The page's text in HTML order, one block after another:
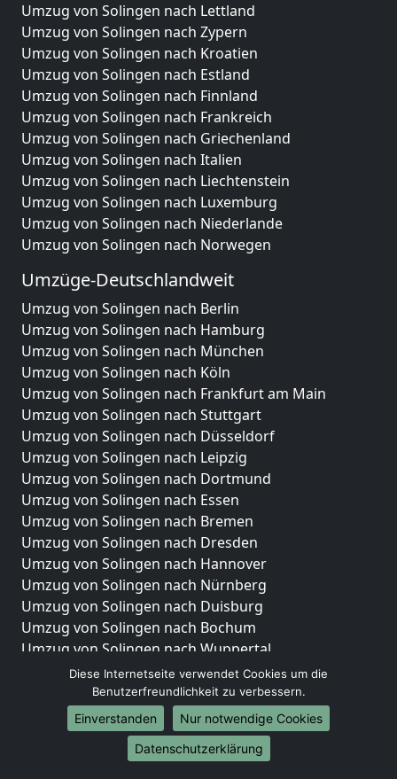
Umzug von Solingen nach Lettland
Umzug von Solingen nach Zypern
Umzug von Solingen nach Kroatien
Umzug von Solingen nach Estland
Umzug von Solingen nach Finnland
Umzug von Solingen nach Frankreich
Umzug von Solingen nach Griechenland
Umzug von Solingen nach Italien
Umzug von Solingen nach Liechtenstein
Umzug von Solingen nach Luxemburg
Umzug von Solingen nach Niederlande
Umzug von Solingen nach Norwegen
Umzüge-Deutschlandweit
Umzug von Solingen nach Berlin
Umzug von Solingen nach Hamburg
Umzug von Solingen nach München
Umzug von Solingen nach Köln
Umzug von Solingen nach Frankfurt am Main
Umzug von Solingen nach Stuttgart
Umzug von Solingen nach Düsseldorf
Umzug von Solingen nach Leipzig
Umzug von Solingen nach Dortmund
Umzug von Solingen nach Essen
Umzug von Solingen nach Bremen
Umzug von Solingen nach Dresden
Umzug von Solingen nach Hannover
Umzug von Solingen nach Nürnberg
Umzug von Solingen nach Duisburg
Umzug von Solingen nach Bochum
Umzug von Solingen nach Wuppertal
Umzug von Solingen nach Bielefeld
Umzug von Solingen nach Bonn
Umzug von Solingen nach Münster
Internationale-Umzüge
Diese Internetseite verwendet Cookies um die
Benutzerfreundlichkeit zu verbessern.
Einverstanden
Nur notwendige Cookies
Datenschutzerklärung